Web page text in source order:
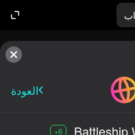
العودة
Battleship
6+